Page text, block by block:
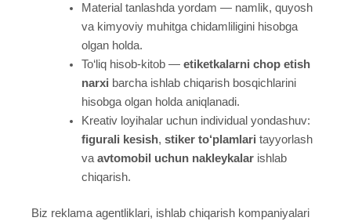
Material tanlashda yordam — namlik, quyosh
va kimyoviy muhitga chidamliligini hisobga
olgan holda.
To‘liq hisob-kitob — etiketkalarni chop etish
narxi barcha ishlab chiqarish bosqichlarini
hisobga olgan holda aniqlanadi.
Kreativ loyihalar uchun individual yondashuv:
figurali kesish, stiker to‘plamlari tayyorlash
vaavtomobil uchun nakleykalarishlab
chiqarish.
Biz reklama agentliklari, ishlab chiqarish kompaniyalari